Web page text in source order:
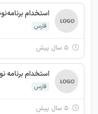
استخدام
فارس
استخدام برنامه
فارس